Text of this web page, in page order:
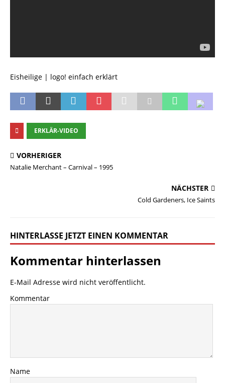
Eisheilige | logo! einfach erklärt
ERKLÄR-VIDEO
VORHERIGER
Natalie Merchant – Carnival – 1995
NÄCHSTER
Cold Gardeners, Ice Saints
HINTERLASSE JETZT EINEN KOMMENTAR
Kommentar hinterlassen
E-Mail Adresse wird nicht veröffentlicht.
Kommentar
Name